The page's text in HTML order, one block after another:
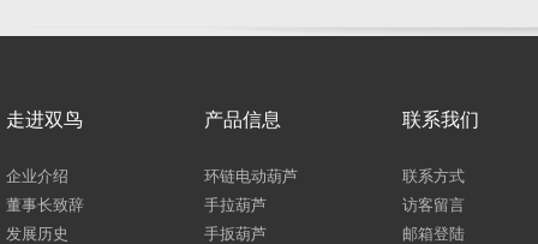
走进双鸟
企业介绍
董事长致辞
发展历史
产品信息
环链电动葫芦
手拉葫芦
手扳葫芦
联系我们
联系方式
访客留言
邮箱登陆